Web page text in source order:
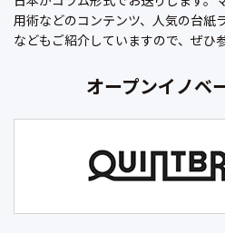
用術などのコンテンツ、人気の台紙
などもご紹介していますので、ぜひ
オープンイノベ